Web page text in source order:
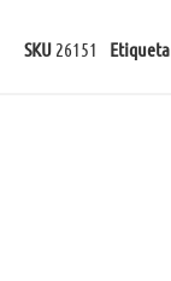
SKU 26151 Etiqueta